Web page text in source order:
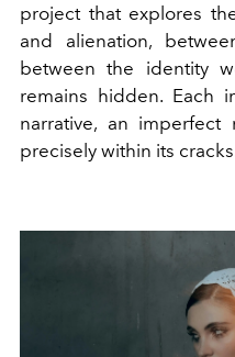
project that explores
and alienation,
between the identity
remains hidden. Each
narrative, an imperfect
precisely within its